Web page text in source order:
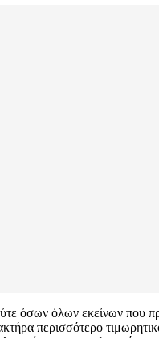
όσων όλων εκείνων που
περισσότερο